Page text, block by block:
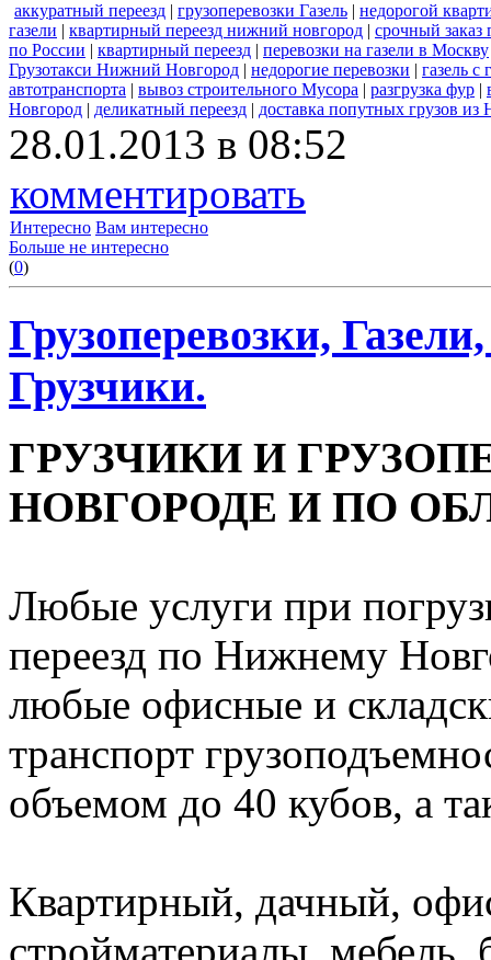
аккуратный переезд | грузоперевозки Газель | недорогой
газели | квартирный переезд нижний новгород | срочный заказ
по России | квартирный переезд | перевозки на газели в Москву
Грузотакси Нижний Новгород | недорогие перевозки | газель с
автотранспорта | вывоз строительного Мусора | разгрузка фур |
Новгород | деликатный переезд | доставка попутных грузов
28.01.2013 в 08:52
комментировать
Интересно Вам интересно
Больше не интересно
(0)
Грузоперевозки,
Грузчики.
ГРУЗЧИКИ И
НОВГОРОДЕ И ПО
Любые услуги при
переезд по Нижнему
любые офисные и
транспорт
объемом до 40 кубов, а
Квартирный, дачный,
стройматериалы, мебель,